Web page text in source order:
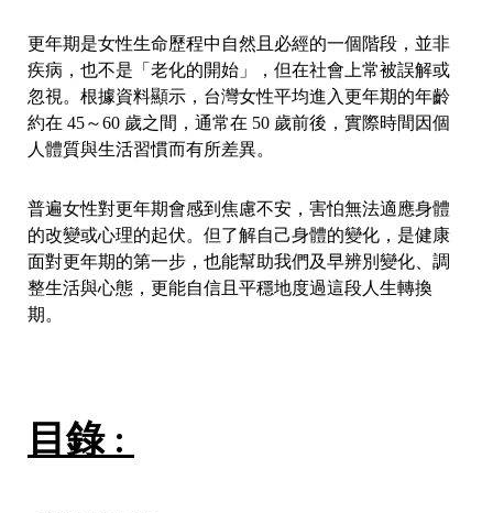
更年期是女性生命歷程中自然且必經的一個階段，並非
疾病，也不是「老化的開始」，但在社會上常被誤解或
忽視。根據資料顯示，台灣女性平均進入更年期的年齡
約在 45～60 歲之間，通常在 50 歲前後，實際時間因個
人體質與生活習慣而有所差異。
普遍女性對更年期會感到焦慮不安，害怕無法適應身體
的改變或心理的起伏。但了解自己身體的變化，是健康
面對更年期的第一步，也能幫助我們及早辨別變化、調
整生活與心態，更能自信且平穩地度過這段人生轉換
期。
目錄 :